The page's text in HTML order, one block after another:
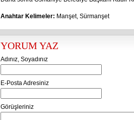
Anahtar Kelimeler: Manşet, Sürmanşet
YORUM YAZ
Adınız, Soyadınız
E-Posta Adresiniz
Görüşleriniz